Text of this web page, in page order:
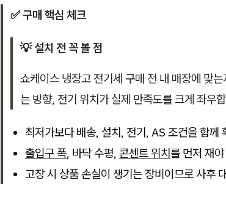
✅ 구매 핵심 체크
💡 설치 전 꼭 볼 점
쇼케이스 냉장고 전기세 구매 전 내 매장에 맞
는 방향, 전기 위치가 실제 만족도를 크게 좌우
최저가보다 배송, 설치, 전기, AS 조건을 함께
출입구 폭, 바닥 수평, 콘센트 위치를 먼저 재
고장 시 상품 손실이 생기는 장비이므로 사후